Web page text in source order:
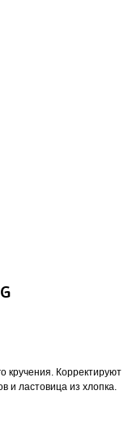
кручения. Корректируют
ластовица из хлопка.